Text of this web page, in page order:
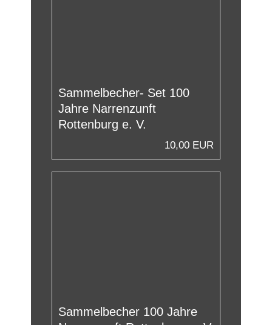
Sammelbecher- Set 100
Jahre Narrenzunft
Rottenburg e. V.
10,00 EUR
Sammelbecher 100 Jahre